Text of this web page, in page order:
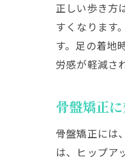
正しい歩き方
すくなります
す。足の着地
労感が軽減さ
骨盤矯正
骨盤矯正には
は、ヒップア